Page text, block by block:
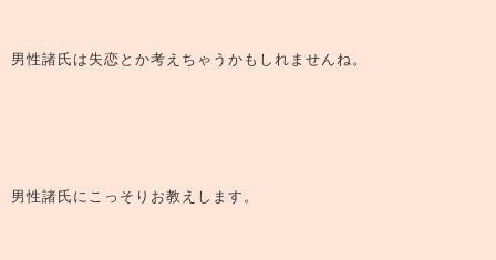
男性諸氏は失恋とか考えちゃうかもしれませんね。
男性諸氏にこっそりお教えします。